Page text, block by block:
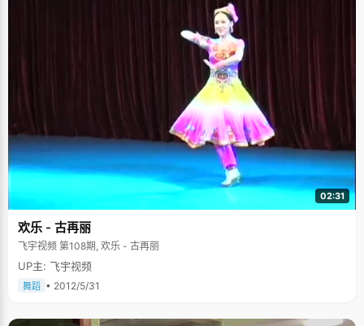
02:31
欢乐 - 古再丽
飞宇视频 第108期, 欢乐 - 古再丽
UP主: 飞宇视频
舞蹈 • 2012/5/31